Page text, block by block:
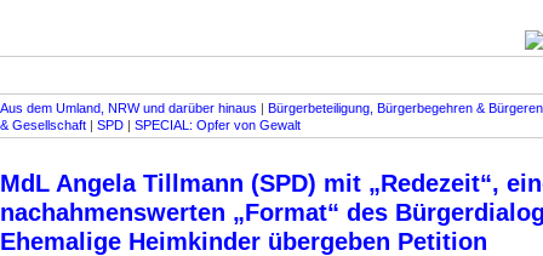
Aus dem Umland, NRW und darüber hinaus | Bürgerbeteiligung, Bürgerbegehren &
& Gesellschaft | SPD | SPECIAL: Opfer von Gewalt
MdL Angela Tillmann (SPD) mit „Redezeit“,
nachahmenswerten „Format“ des
Ehemalige Heimkinder übergeben Petition